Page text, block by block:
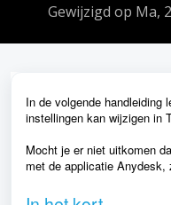
Gewijzigd op Ma,
In de volgende handleiding
instellingen kan wijzigen in
Mocht je er niet uitkomen
met de applicatie Anydesk,